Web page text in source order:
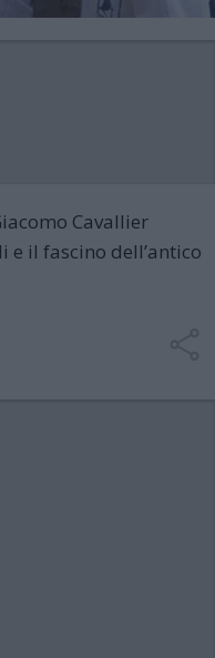
Cavallier
il fascino dell’antico